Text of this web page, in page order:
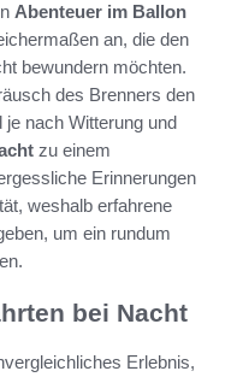
Abenteuer im Ballon
an, die den
bewundern möchten.
des Brenners den
nach Witterung und
zu einem
Erinnerungen
weshalb erfahrene
um ein rundum
bei Nacht
Erlebnis,